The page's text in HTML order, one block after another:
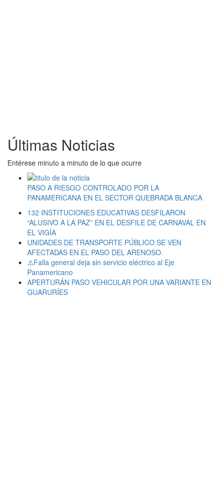
Últimas Noticias
Entérese minuto a minuto de lo que ocurre
PASO A RIESGO CONTROLADO POR LA
PANAMERICANA EN EL SECTOR QUEBRADA BLANCA
132 INSTITUCIONES EDUCATIVAS DESFILARON
“ALUSIVO A LA PAZ” EN EL DESFILE DE CARNAVAL EN
EL VIGÍA
UNIDADES DE TRANSPORTE PÚBLICO SE VEN
AFECTADAS EN EL PASO DEL ARENOSO.
⚠️Falla general deja sin servicio eléctrico al Eje
Panamericano
APERTURÁN PASO VEHICULAR POR UNA VARIANTE EN
GUARURÍES